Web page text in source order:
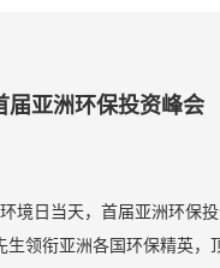
届亚洲环保投资峰会
境日当天，首届亚洲环保
生领衔亚洲各国环保精英，